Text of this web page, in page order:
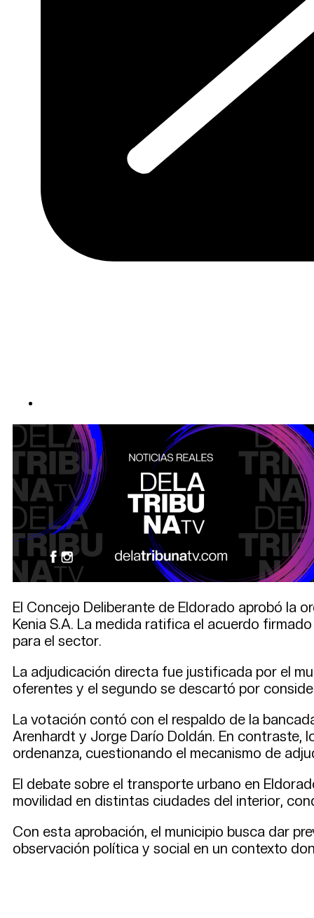
El Concejo Deliberante de Eldorado aprobó la
Kenia S.A. La medida ratifica el acuerdo
para el sector.
La adjudicación directa fue justificada por el
oferentes y el segundo se descartó por
La votación contó con el respaldo de la
Arenhardt y Jorge Darío Doldán. En contraste,
ordenanza, cuestionando el mecanismo de
El debate sobre el transporte urbano en
movilidad en distintas ciudades del interior,
Con esta aprobación, el municipio busca dar
observación política y social en un contexto